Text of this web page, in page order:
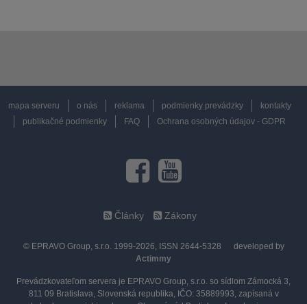
mapa serveru o nás reklama podmienky prevádzky
kontakty
publikačné podmienky
FAQ Ochrana osobných údajov - GDPR
Články Zákony
© EPRAVO Group, s.r.o. 1999-2026, ISSN 2644-5328
developed by
Actimmy
Prevádzkovateľom servera je EPRAVO Group, s.r.o. so sídlom Zámocká 3,
811 09 Bratislava, Slovenská republika, IČO: 35889993, zapísaná v